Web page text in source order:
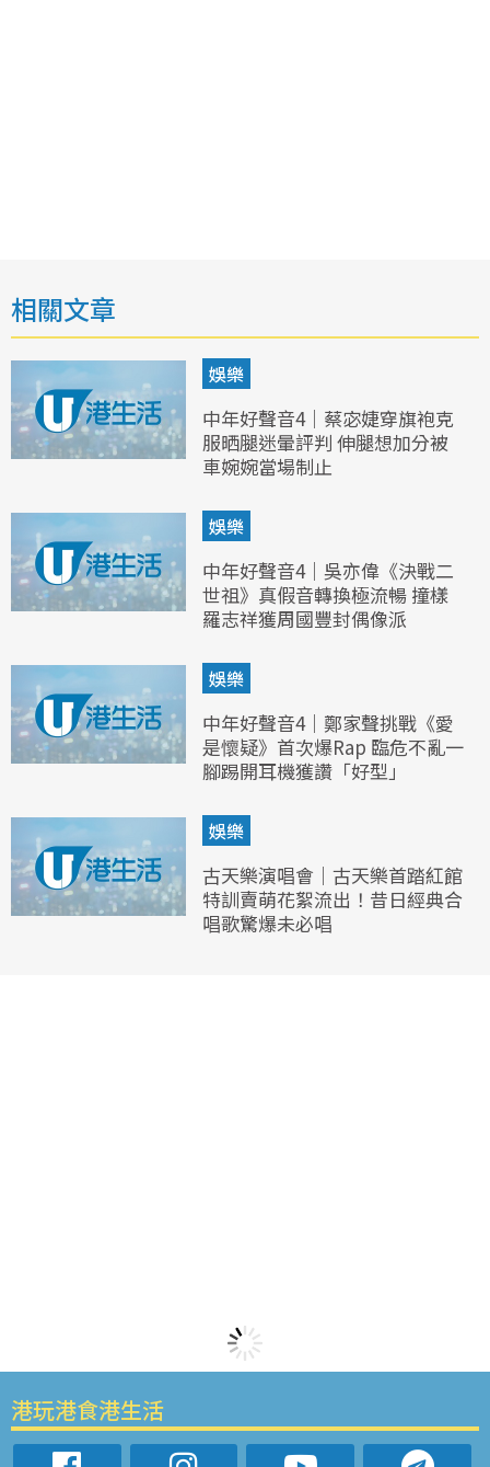
相關文章
娛樂
中年好聲音4｜蔡宓婕穿旗袍克
服晒腿迷暈評判 伸腿想加分被
車婉婉當場制止
娛樂
中年好聲音4｜吳亦偉《決戰二
世祖》真假音轉換極流暢 撞樣
羅志祥獲周國豐封偶像派
娛樂
中年好聲音4｜鄭家聲挑戰《愛
是懷疑》首次爆Rap 臨危不亂一
腳踢開耳機獲讚「好型」
娛樂
古天樂演唱會｜古天樂首踏紅館
特訓賣萌花絮流出！昔日經典合
唱歌驚爆未必唱
港玩港食港生活